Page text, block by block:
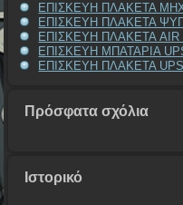
ΕΠΙΣΚΕΥΗ ΠΛΑΚΕΤΑ
ΕΠΙΣΚΕΥΗ ΠΛΑΚΕΤΑ
ΕΠΙΣΚΕΥΗ ΠΛΑΚΕΤΑ AIR
ΕΠΙΣΚΕΥΗ ΜΠΑΤΑΡΙΑ
ΕΠΙΣΚΕΥΗ ΠΛΑΚΕΤΑ UPS
Πρόσφατα σχόλια
Ιστορικό